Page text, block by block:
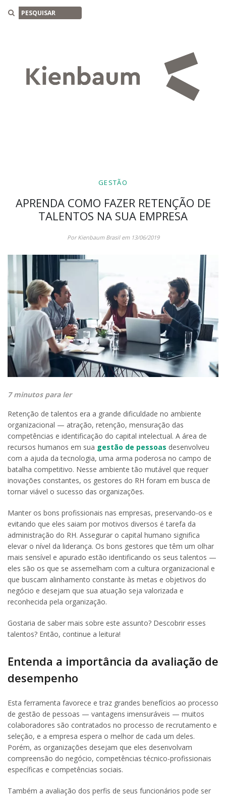
GESTÃO
APRENDA COMO FAZER RETENÇÃO DE
TALENTOS NA SUA EMPRESA
Por Kienbaum Brasil em 13/06/2019
7 minutos para ler
Retenção de talentos era a grande dificuldade no ambiente
organizacional — atração, retenção, mensuração das
competências e identificação do capital intelectual. A área de
recursos humanos em sua gestão de pessoas desenvolveu
com a ajuda da tecnologia, uma arma poderosa no campo de
batalha competitivo. Nesse ambiente tão mutável que requer
inovações constantes, os gestores do RH foram em busca de
tornar viável o sucesso das organizações.
Manter os bons profissionais nas empresas, preservando-os e
evitando que eles saiam por motivos diversos é tarefa da
administração do RH. Assegurar o capital humano significa
elevar o nível da liderança. Os bons gestores que têm um olhar
mais sensível e apurado estão identificando os seus talentos —
eles são os que se assemelham com a cultura organizacional e
que buscam alinhamento constante às metas e objetivos do
negócio e desejam que sua atuação seja valorizada e
reconhecida pela organização.
Gostaria de saber mais sobre este assunto? Descobrir esses
talentos? Então, continue a leitura!
Entenda a importância da avaliação de
desempenho
Esta ferramenta favorece e traz grandes benefícios ao processo
de gestão de pessoas — vantagens imensuráveis — muitos
colaboradores são contratados no processo de recrutamento e
seleção, e a empresa espera o melhor de cada um deles.
Porém, as organizações desejam que eles desenvolvam
compreensão do negócio, competências técnico-profissionais
específicas e competências sociais.
Também a avaliação dos perfis de seus funcionários pode ser